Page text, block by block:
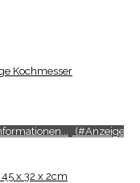
Kochmesser
x 32 x 2cm